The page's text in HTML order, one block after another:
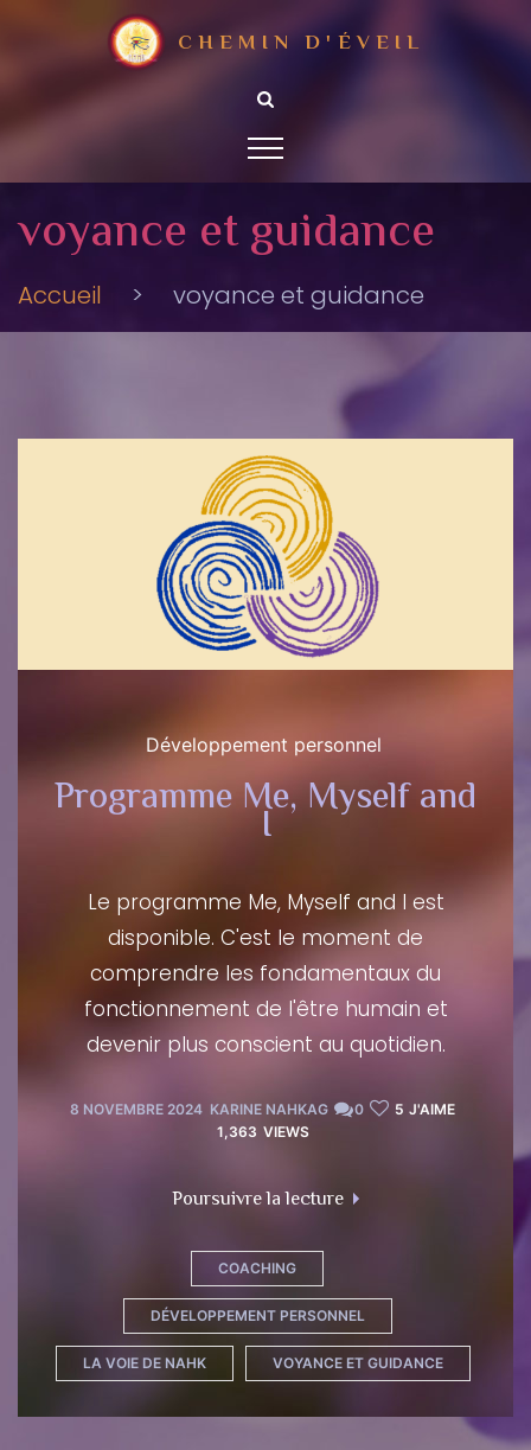
Inscription
Se Connecter
CHEMIN D'ÉVEIL
voyance et guidance
Accueil > voyance et guidance
Développement personnel
Programme Me, Myself and
I
Le programme Me, Myself and I est
disponible. C'est le moment de
comprendre les fondamentaux du
fonctionnement de l'être humain et
devenir plus conscient au quotidien.
8 NOVEMBRE 2024 KARINE NAHKAG 0 5 J'AIME
1,363 VIEWS
Poursuivre la lecture"Programme Me,
COACHING
DÉVELOPPEMENT PERSONNEL
LA VOIE DE NAHK VOYANCE ET GUIDANCE